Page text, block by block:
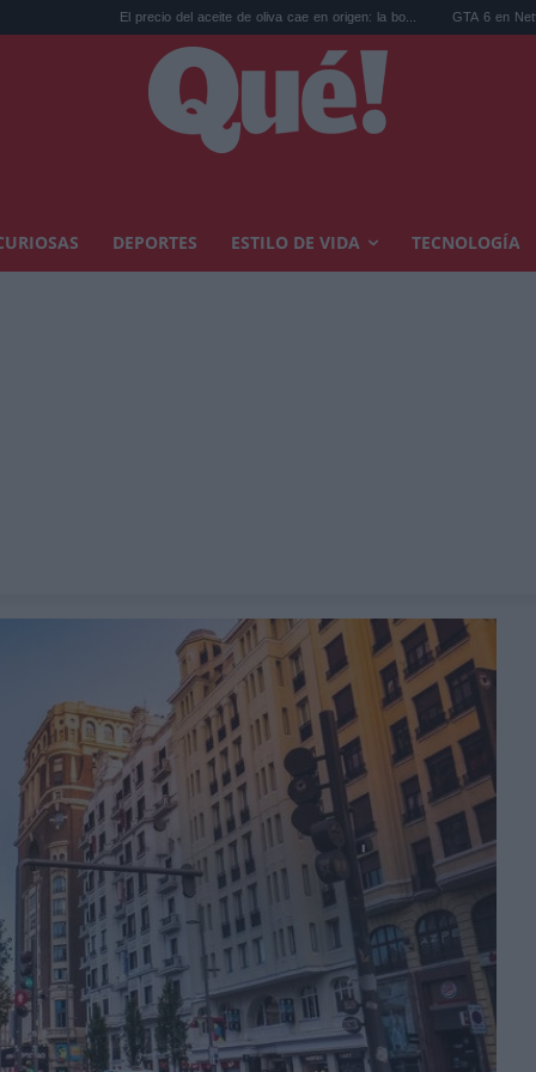
El precio del aceite de oliva cae en origen: la bo... GTA 6 en Netflix: las
DEPORTES ESTILO DE VIDA TECNOLOGÍA